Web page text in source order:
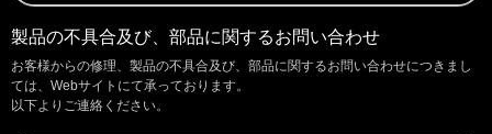
製品の不具合及び、部品に関するお問い合わせ
お客様からの修理、製品の不具合及び、部品に関するお問い合わせにつきまし
ては、Webサイトにて承っております。
以下よりご連絡ください。